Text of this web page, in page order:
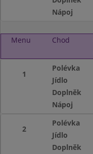
Nápoj
Menu Chod
1
Polévka
Jídlo
Doplněk
Nápoj
2
Polévka
Jídlo
Doplněk